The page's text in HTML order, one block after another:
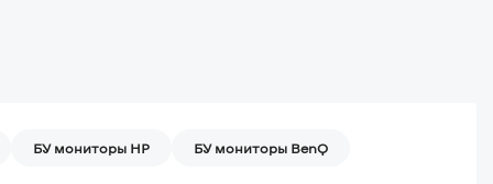
БУ мониторы HP БУ мониторы BenQ